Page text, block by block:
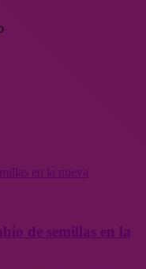
en la nueva
de semillas en la